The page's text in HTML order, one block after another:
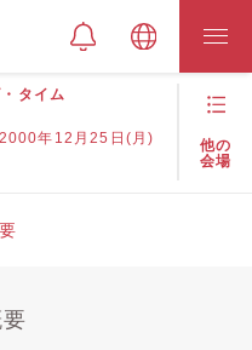
タイム
年12月25日(月)
他の
会場